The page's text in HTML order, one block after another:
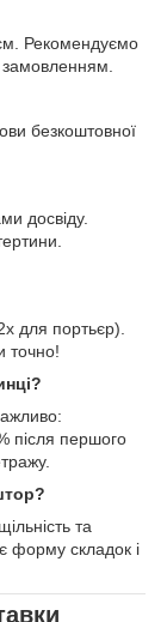
Рекомендуємо
замовленням.
безкоштовної
досвіду.
для портьєр).
точно!
після першого
та
форму складок і